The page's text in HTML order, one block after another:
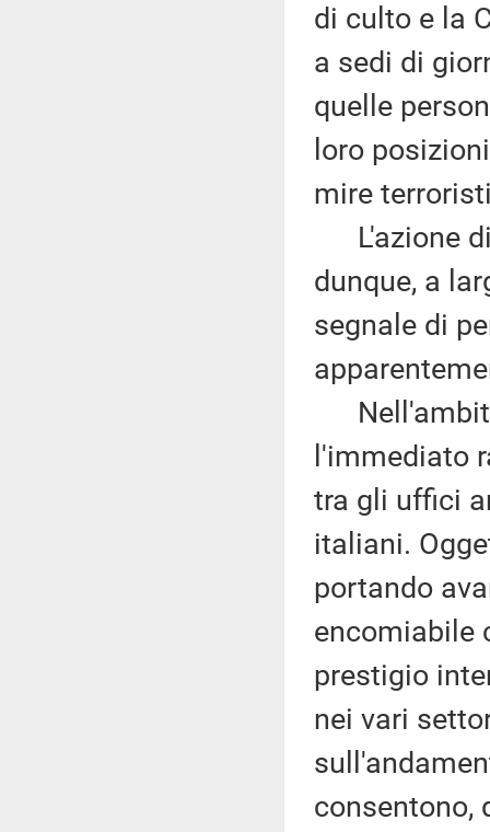
di culto e la
a sedi di
quelle
loro
mire
L'azione di
dunque, a
segnale di
l'immediato
tra gli uffici
italiani.
portando
encomiabile
prestigio
nei vari
consentono,